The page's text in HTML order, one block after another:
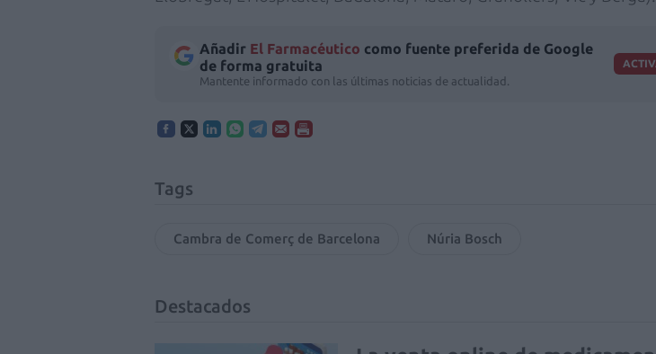
Añadir El Farmacéutico como fuente preferida de Google
de forma gratuita
Mantente informado con las últimas noticias de actualidad.
Tags
Cambra de Comerç de Barcelona Núria Bosch
Destacados